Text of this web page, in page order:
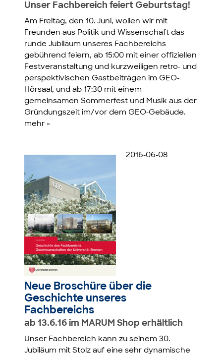
Unser Fachbereich feiert Geburtstag!
Am Freitag, den 10. Juni, wollen wir mit
Freunden aus Politik und Wissenschaft das
runde Jubiläum unseres Fachbereichs
gebührend feiern, ab 15:00 mit einer offiziellen
Festveranstaltung und kurzweiligen retro- und
perspektivischen Gastbeiträgen im GEO-
Hörsaal, und ab 17:30 mit einem
gemeinsamen Sommerfest und Musik aus der
Gründungszeit im/vor dem GEO-Gebäude.
mehr »
2016-06-08
Neue Broschüre über die
Geschichte unseres
Fachbereichs
ab 13.6.16 im MARUM Shop erhältlich
Unser Fachbereich kann zu seinem 30.
Jubiläum mit Stolz auf eine sehr dynamische